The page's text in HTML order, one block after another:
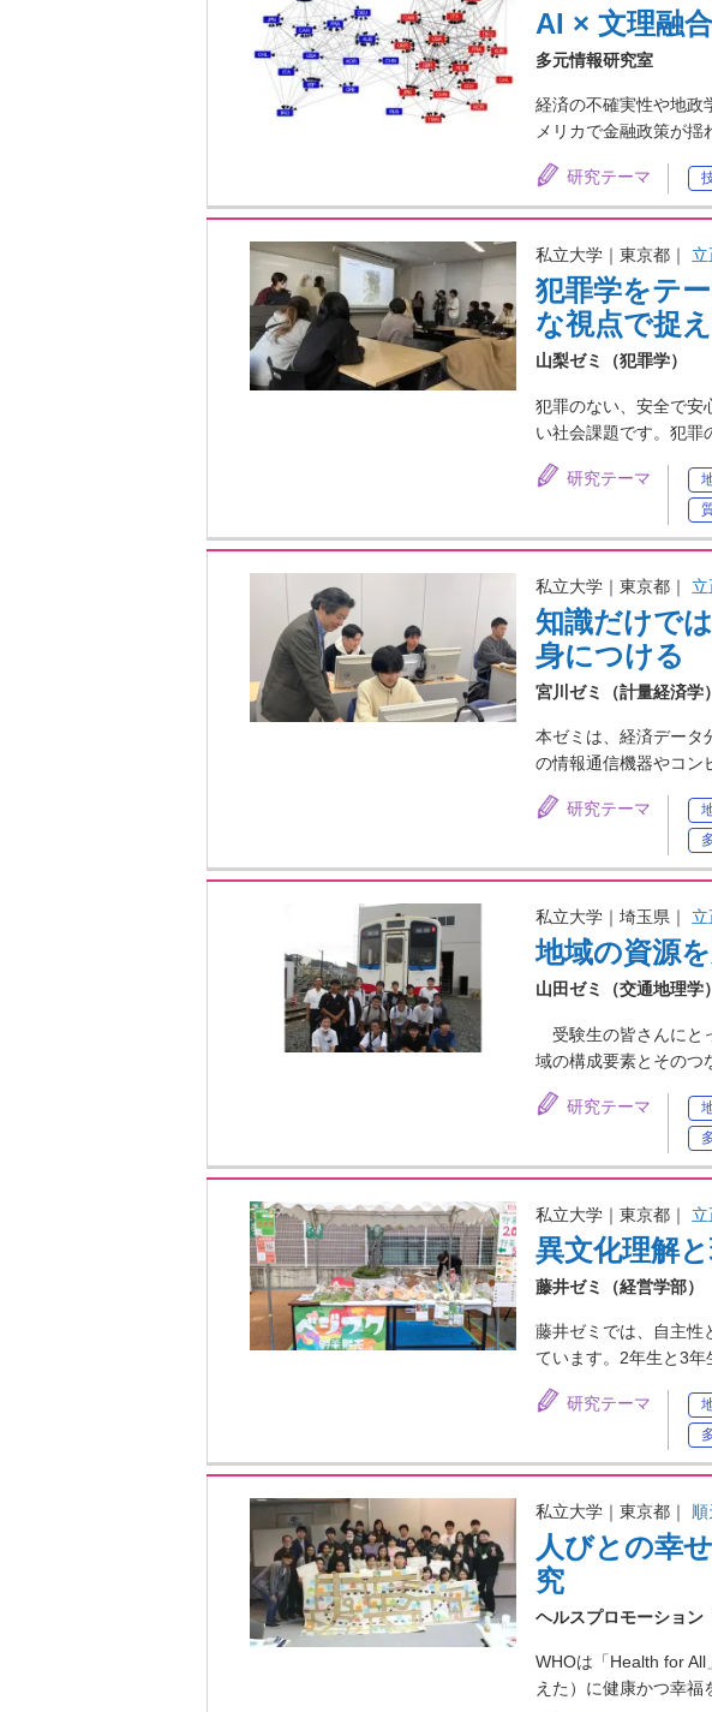
AI × 文理融
多元情報研究室
経済の不確実性や地政
メリカで金融政策が
研究テーマ
私立大学｜東京都｜
犯罪学をテ
な視点で捉
山梨ゼミ（犯罪学）
犯罪のない、安全で
い社会課題です。犯罪
研究テーマ
私立大学｜東京都｜
知識だけで
身につける
宮川ゼミ（計量経済学）
本ゼミは、経済データ
の情報通信機器やコン
研究テーマ
私立大学｜埼玉県｜
地域の資源
山田ゼミ（交通地理学）
受験生の皆さんにと
域の構成要素とそのつ
研究テーマ
私立大学｜東京都｜
異文化理解
藤井ゼミ（経営学部）
藤井ゼミでは、自主性
ています。2年生と3
研究テーマ
私立大学｜東京都｜
人びとの幸
究
ヘルスプロモーション
WHOは「Health for
えた）に健康かつ幸